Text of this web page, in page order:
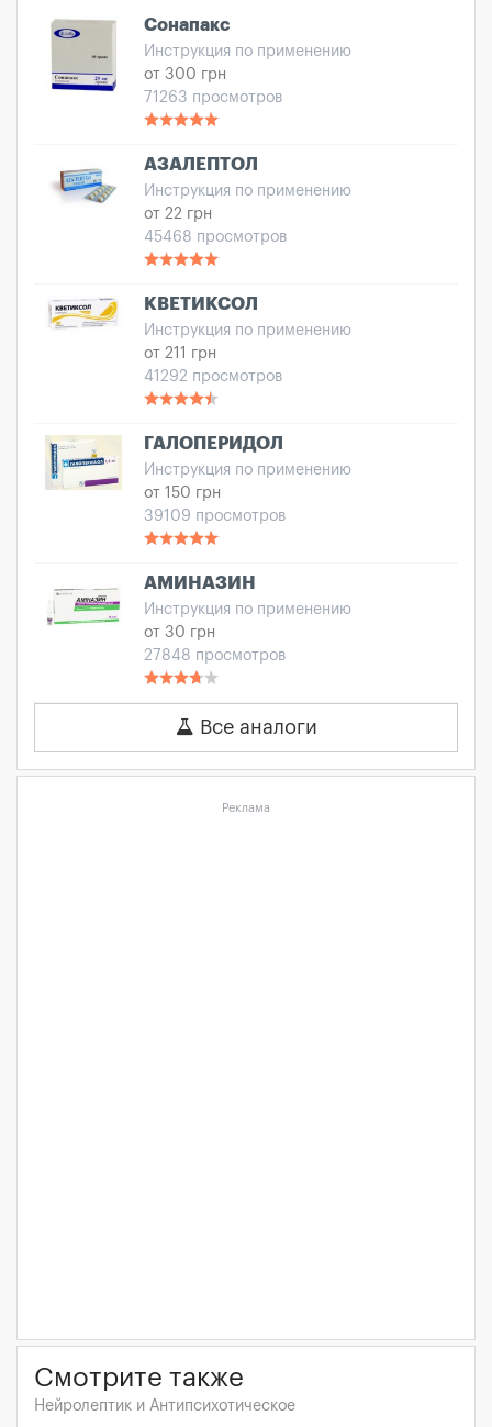
Сонапакс
Инструкция по применению
от 300 грн
71263 просмотров
АЗАЛЕПТОЛ
Инструкция по применению
от 22 грн
45468 просмотров
КВЕТИКСОЛ
Инструкция по применению
от 211 грн
41292 просмотров
ГАЛОПЕРИДОЛ
Инструкция по применению
от 150 грн
39109 просмотров
АМИНАЗИН
Инструкция по применению
от 30 грн
27848 просмотров
Все аналоги
Реклама
Смотрите также
Нейролептик и Антипсихотическое